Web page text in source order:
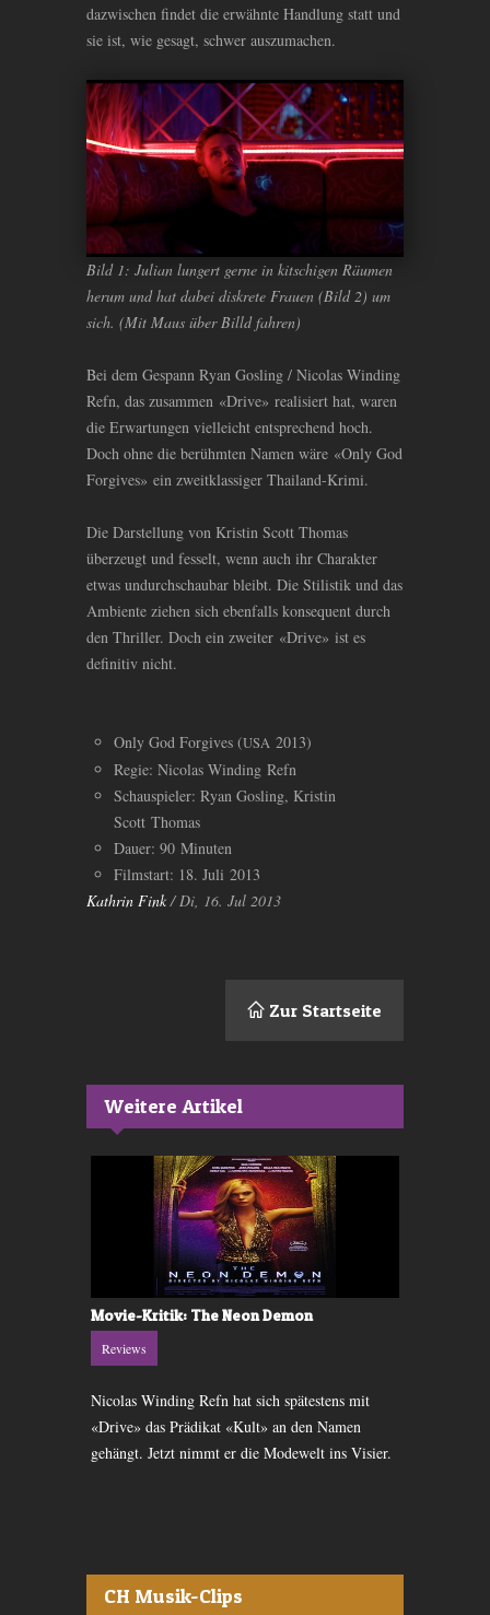
dazwischen findet die erwähnte Handlung statt und
sie ist, wie gesagt, schwer auszumachen.
Bild 1: Julian lungert gerne in kitschigen Räumen
herum und hat dabei diskrete Frauen (Bild 2) um
sich. (Mit Maus über Billd fahren)
Bei dem Gespann Ryan Gosling / Nicolas Winding
Refn, das zusammen «Drive» realisiert hat, waren
die Erwartungen vielleicht entsprechend hoch.
Doch ohne die berühmten Namen wäre «Only God
Forgives» ein zweitklassiger Thailand-Krimi.
Die Darstellung von Kristin Scott Thomas
überzeugt und fesselt, wenn auch ihr Charakter
etwas undurchschaubar bleibt. Die Stilistik und das
Ambiente ziehen sich ebenfalls konsequent durch
den Thriller. Doch ein zweiter «Drive» ist es
definitiv nicht.
Only God Forgives (USA 2013)
Regie: Nicolas Winding Refn
Schauspieler: Ryan Gosling, Kristin
Scott Thomas
Dauer: 90 Minuten
Filmstart: 18. Juli 2013
Kathrin Fink/ Di, 16. Jul 2013
Zur Startseite
Weitere Artikel
Movie-Kritik: The Neon Demon
Reviews
Nicolas Winding Refn hat sich spätestens mit
«Drive» das Prädikat «Kult» an den Namen
gehängt. Jetzt nimmt er die Modewelt ins Visier.
CH Musik-Clips